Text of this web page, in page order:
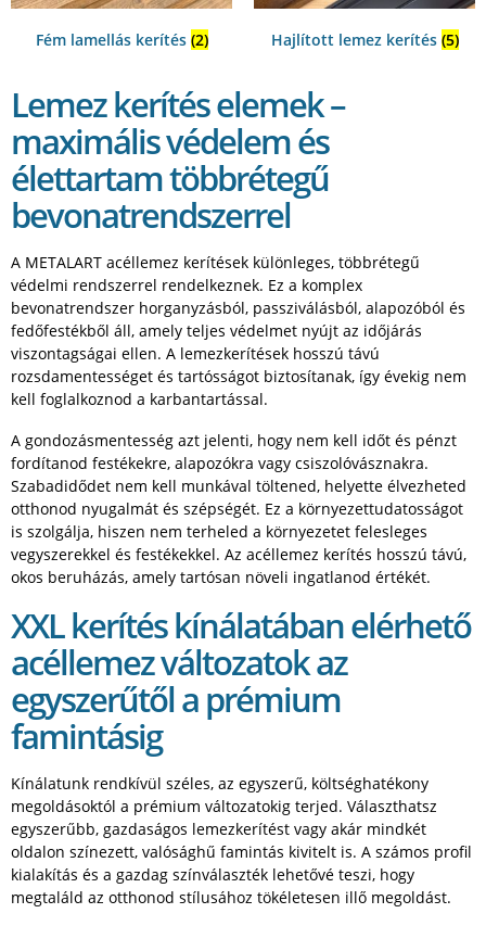
Fém lamellás kerítés (2) Hajlított lemez kerítés (5)
Lemez kerítés elemek –
maximális védelem és
élettartam többrétegű
bevonatrendszerrel
A METALART acéllemez kerítések különleges, többrétegű
védelmi rendszerrel rendelkeznek. Ez a komplex
bevonatrendszer horganyzásból, passziválásból, alapozóból és
fedőfestékből áll, amely teljes védelmet nyújt az időjárás
viszontagságai ellen. A lemezkerítések hosszú távú
rozsdamentességet és tartósságot biztosítanak, így évekig nem
kell foglalkoznod a karbantartással.
A gondozásmentesség azt jelenti, hogy nem kell időt és pénzt
fordítanod festékekre, alapozókra vagy csiszolóvásznakra.
Szabadidődet nem kell munkával töltened, helyette élvezheted
otthonod nyugalmát és szépségét. Ez a környezettudatosságot
is szolgálja, hiszen nem terheled a környezetet felesleges
vegyszerekkel és festékekkel. Az acéllemez kerítés hosszú távú,
okos beruházás, amely tartósan növeli ingatlanod értékét.
XXL kerítés kínálatában elérhető
acéllemez változatok az
egyszerűtől a prémium
famintásig
Kínálatunk rendkívül széles, az egyszerű, költséghatékony
megoldásoktól a prémium változatokig terjed. Választhatsz
egyszerűbb, gazdaságos lemezkerítést vagy akár mindkét
oldalon színezett, valósághű famintás kivitelt is. A számos profil
kialakítás és a gazdag színválaszték lehetővé teszi, hogy
megtaláld az otthonod stílusához tökéletesen illő megoldást.